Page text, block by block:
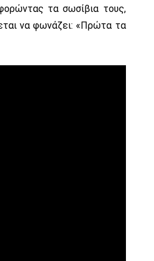
τα σωσίβια τους,
να φωνάζει: «Πρώτα τα